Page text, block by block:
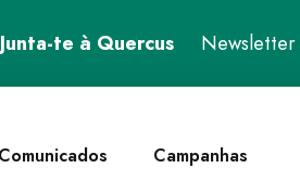
Junta-te à Quercus Newsletter
Comunicados Campanhas